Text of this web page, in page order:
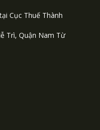
Cục Thuế Thành
Trì, Quận Nam Từ